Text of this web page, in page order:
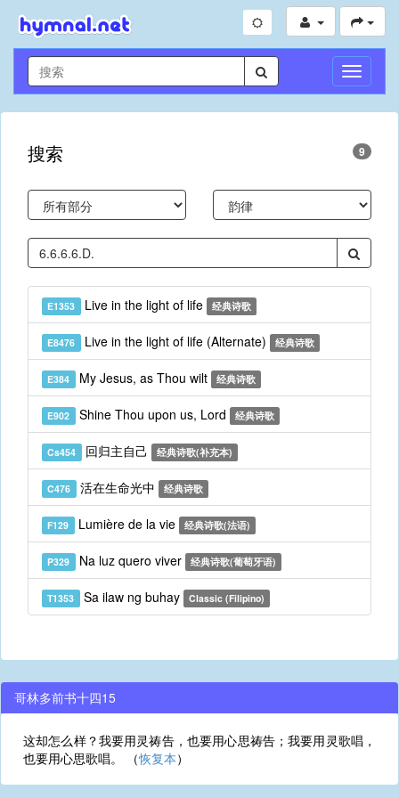
切
换
导
搜索 9
E1353 Live in the light of life 经典诗歌
E8476 Live in the light of life (Alternate) 经典诗歌
E384 My Jesus, as Thou wilt 经典诗歌
E902 Shine Thou upon us, Lord 经典诗歌
Cs454 回归主自己 经典诗歌(补充本)
C476 活在生命光中 经典诗歌
F129 Lumière de la vie 经典诗歌(法语)
P329 Na luz quero viver 经典诗歌(葡萄牙语)
T1353 Sa ilaw ng buhay Classic (Filipino)
哥林多前书十四15
这却怎么样？我要用灵祷告，也要用心思祷告；我要用灵歌唱，
也要用心思歌唱。 （恢复本）